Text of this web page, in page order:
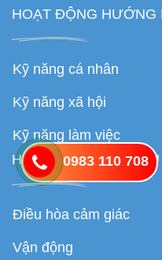
HOẠT ĐỘNG HƯỚNG
Kỹ năng cá nhân
Kỹ năng xã hội
Kỹ năng làm việc
HOẠT ĐỘNG TRỊ LIỆU
Điều hòa cảm giác
Vận động
0983 110 708